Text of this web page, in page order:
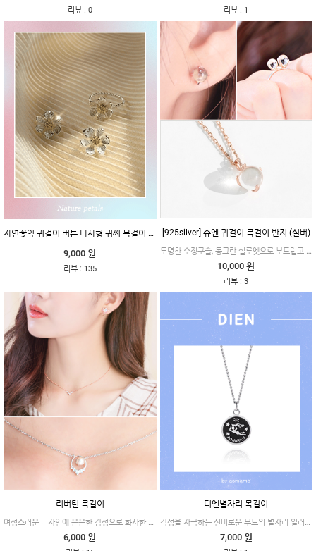
리뷰: 0 리뷰 : 1
자연꽃잎 귀걸이 버튼 나사형 귀찌 목걸이 반지 (실버침)
9,000 원
리뷰: 135
[925silver] 슈엔 귀걸이 목걸이 반지 (실버)
투명한 수정구슬, 동그란 실루엣으로 부드럽고 단아하며 어떤 장식 없이도 매력적인 제품이에요.
10,000 원
리뷰 :3
리버틴 목걸이
여성스러운 디자인에 은은한 감성으로 화사한 블라우스나 원피스랑 매치하기 좋은 제품이에요.
6,000 원
디엔별자리 목걸이
감성을 자극하는 신비로운 무드의 별자리 일러스트와 깔끔한 레터링이 각인된 제품이에요.
7,000 원